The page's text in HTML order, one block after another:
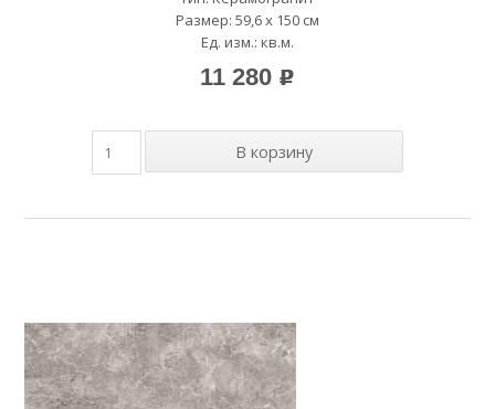
Размер: 59,6 x 150 см
Ед. изм.: кв.м.
11 280 p